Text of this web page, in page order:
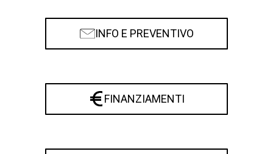
INFO E PREVENTIVO
FINANZIAMENTI